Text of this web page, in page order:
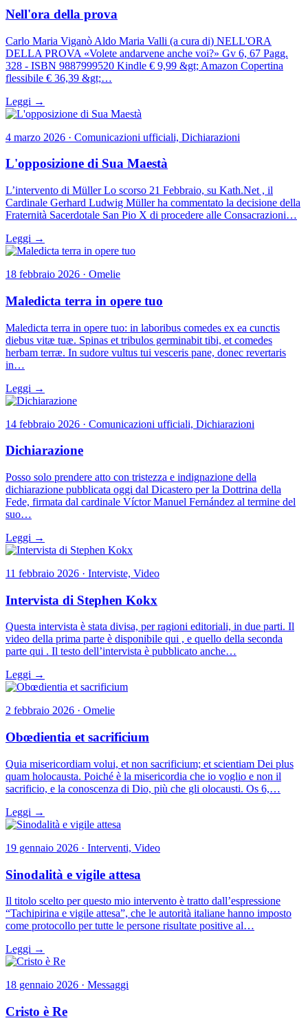
Nell'ora della prova
Carlo Maria Viganò Aldo Maria Valli (a cura di) NELL'ORA
DELLA PROVA «Volete andarvene anche voi?» Gv 6, 67 Pagg.
328 - ISBN 9887999520 Kindle € 9,99 &gt; Amazon Copertina
flessibile € 36,39 &gt;…
Leggi →
4 marzo 2026 · Comunicazioni ufficiali, Dichiarazioni
L'opposizione di Sua Maestà
L’intervento di Müller Lo scorso 21 Febbraio, su Kath.Net , il
Cardinale Gerhard Ludwig Müller ha commentato la decisione della
Fraternità Sacerdotale San Pio X di procedere alle Consacrazioni…
Leggi →
18 febbraio 2026 · Omelie
Maledicta terra in opere tuo
Maledicta terra in opere tuo: in laboribus comedes ex ea cunctis
diebus vitæ tuæ. Spinas et tribulos germinabit tibi, et comedes
herbam terræ. In sudore vultus tui vesceris pane, donec revertaris
in…
Leggi →
14 febbraio 2026 · Comunicazioni ufficiali, Dichiarazioni
Dichiarazione
Posso solo prendere atto con tristezza e indignazione della
dichiarazione pubblicata oggi dal Dicastero per la Dottrina della
Fede, firmata dal cardinale Víctor Manuel Fernández al termine del
suo…
Leggi →
11 febbraio 2026 · Interviste, Video
Intervista di Stephen Kokx
Questa intervista è stata divisa, per ragioni editoriali, in due parti. Il
video della prima parte è disponibile qui , e quello della seconda
parte qui . Il testo dell’intervista è pubblicato anche…
Leggi →
2 febbraio 2026 · Omelie
Obœdientia et sacrificium
Quia misericordiam volui, et non sacrificium; et scientiam Dei plus
quam holocausta. Poiché è la misericordia che io voglio e non il
sacrificio, e la conoscenza di Dio, più che gli olocausti. Os 6,…
Leggi →
19 gennaio 2026 · Interventi, Video
Sinodalità e vigile attesa
Il titolo scelto per questo mio intervento è tratto dall’espressione
“Tachipirina e vigile attesa”, che le autorità italiane hanno imposto
come protocollo per tutte le persone risultate positive al…
Leggi →
18 gennaio 2026 · Messaggi
Cristo è Re